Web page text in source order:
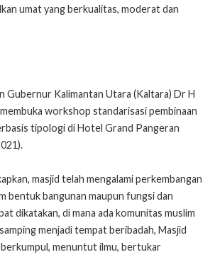
umat yang berkualitas, moderat dan
Gubernur Kalimantan Utara (Kaltara) Dr H
workshop standarisasi pembinaan
tipologi di Hotel Grand Pangeran
masjid telah mengalami perkembangan
bentuk bangunan maupun fungsi dan
dikatakan, di mana ada komunitas muslim
menjadi tempat beribadah, Masjid
menuntut ilmu, bertukar